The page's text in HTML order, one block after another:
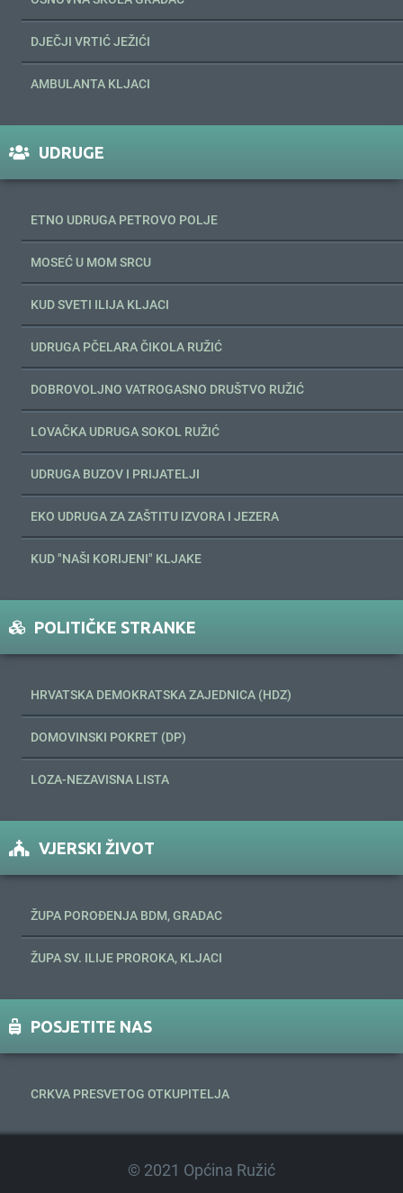
DJEČJI VRTIĆ JEŽIĆI
AMBULANTA KLJACI
UDRUGE
ETNO UDRUGA PETROVO POLJE
MOSEĆ U MOM SRCU
KUD SVETI ILIJA KLJACI
UDRUGA PČELARA ČIKOLA RUŽIĆ
DOBROVOLJNO VATROGASNO DRUŠTVO RUŽIĆ
LOVAČKA UDRUGA SOKOL RUŽIĆ
UDRUGA BUZOV I PRIJATELJI
EKO UDRUGA ZA ZAŠTITU IZVORA I JEZERA
KUD "NAŠI KORIJENI" KLJAKE
POLITIČKE STRANKE
HRVATSKA DEMOKRATSKA ZAJEDNICA (HDZ)
DOMOVINSKI POKRET (DP)
LOZA-NEZAVISNA LISTA
VJERSKI ŽIVOT
ŽUPA POROĐENJA BDM, GRADAC
ŽUPA SV. ILIJE PROROKA, KLJACI
POSJETITE NAS
CRKVA PRESVETOG OTKUPITELJA
© 2021 Općina Ružić